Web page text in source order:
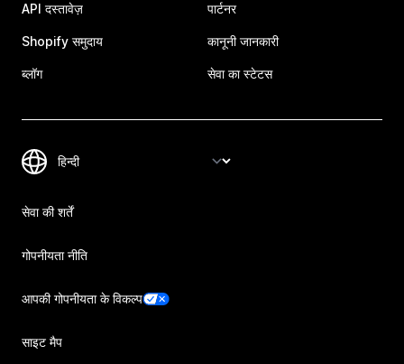
API दस्तावेज़
Shopify समुदाय
ब्लॉग
पार्टनर
कानूनी जानकारी
सेवा का स्टेटस
सेवा की शर्तें
गोपनीयता नीति
आपकी गोपनीयता के विकल्प
साइट मैप